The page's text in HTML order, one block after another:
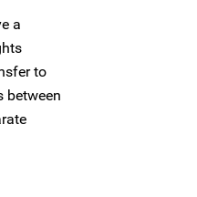
a
to
between